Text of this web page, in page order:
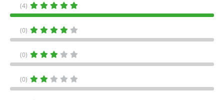
(4)
(0)
(0)
(0)